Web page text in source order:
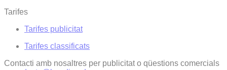
Tarifes
Tarifes publicitat
Tarifes classificats
Contacti amb nosaltres per publicitat o qüestions comercials